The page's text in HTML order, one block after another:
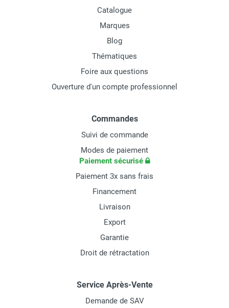
Catalogue
Marques
Blog
Thématiques
Foire aux questions
Ouverture d'un compte professionnel
Commandes
Suivi de commande
Modes de paiement
Paiement sécurisé
Paiement 3x sans frais
Financement
Livraison
Export
Garantie
Droit de rétractation
Service Après-Vente
Demande de SAV